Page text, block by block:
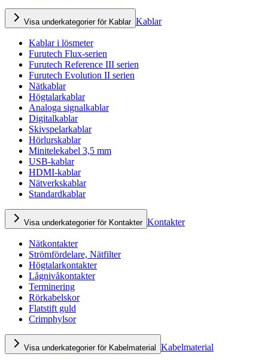
Visa underkategorier för Kablar Kablar
Kablar i lösmeter
Furutech Flux-serien
Furutech Reference III serien
Furutech Evolution II serien
Nätkablar
Högtalarkablar
Analoga signalkablar
Digitalkablar
Skivspelarkablar
Hörlurskablar
Minitelekabel 3,5 mm
USB-kablar
HDMI-kablar
Nätverkskablar
Standardkablar
Visa underkategorier för Kontakter Kontakter
Nätkontakter
Strömfördelare, Nätfilter
Högtalarkontakter
Lågnivåkontakter
Terminering
Rörkabelskor
Flatstift guld
Crimphylsor
Visa underkategorier för Kabelmaterial Kabelmaterial